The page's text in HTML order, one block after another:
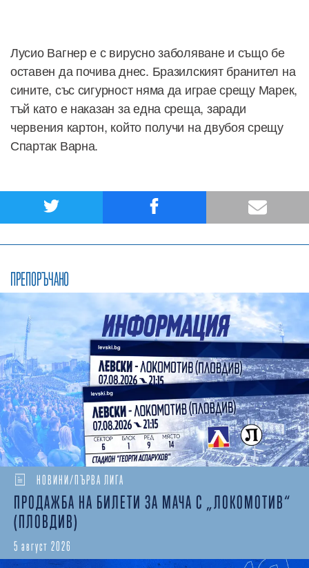
Лусио Вагнер е с вирусно заболяване и също бе
оставен да почива днес. Бразилският бранител на
сините, със сигурност няма да играе срещу Марек,
тъй като е наказан за една среща, заради
червения картон, който получи на двубоя срещу
Спартак Варна.
ПРЕПОРЪЧАНО
НОВИНИ/ПЪРВА ЛИГА
ПРОДАЖБА НА БИЛЕТИ ЗА МАЧА С „ЛОКОМОТИВ“
(ПЛОВДИВ)
5 август 2026